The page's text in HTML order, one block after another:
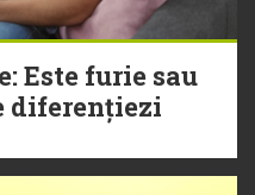
Este furie sau
diferențiezi